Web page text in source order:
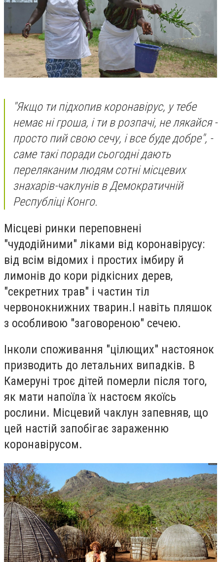
"Якщо ти підхопив коронавірус, у тебе
немає ні гроша, і ти в розпачі, не лякайся -
просто пий свою сечу, і все буде добре", -
саме такі поради сьогодні дають
переляканим людям сотні місцевих
знахарів-чаклунів в Демократичній
Республіці Конго.
Місцеві ринки переповнені
"чудодійними" ліками від коронавірусу:
від всім відомих і простих імбиру й
лимонів до кори рідкісних дерев,
"секретних трав" і частин тіл
червонокнижних тварин.І навіть пляшок
з особливою "заговореною" сечею.
Інколи споживання "цілющих" настоянок
призводить до летальних випадків. В
Камеруні троє дітей померли після того,
як мати напоїла їх настоєм якоїсь
рослини. Місцевий чаклун запевняв, що
цей настій запобігає зараженню
коронавірусом.